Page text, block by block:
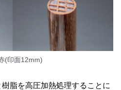
(印面12mm)
脂を高圧加熱処理することに